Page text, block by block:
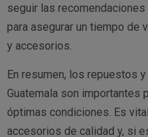
seguir las
para asegurar un tiempo de
y accesorios.
En resumen, los repuestos
Guatemala son importantes
óptimas condiciones. Es
accesorios de calidad y, si